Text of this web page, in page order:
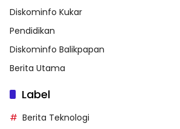
Diskominfo Kukar
Pendidikan
Diskominfo Balikpapan
Berita Utama
Label
Berita Teknologi